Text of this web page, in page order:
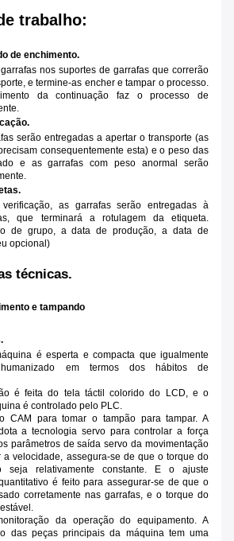
trabalho:
de enchimento.
nos suportes de garrafas que correrão
e termine-as encher e tampar o processo.
da continuação faz o processo de
serão entregadas a apertar o transporte (as
consequentemente esta) e o peso das
e as garrafas com peso anormal serão
as garrafas serão entregadas à
que terminará a rotulagem da etiqueta.
de grupo, a data de produção, a data de
opcional)
técnicas.
e tampando
é esperta e compacta que igualmente
em termos dos hábitos de
é feita do tela táctil colorido do LCD, e o
é controlado pelo PLC.
CAM para tomar o tampão para tampar. A
a tecnologia servo para controlar a força
parâmetros de saída servo da movimentação
a velocidade, assegura-se de que o torque do
seja relativamente constante. E o ajuste
é feito para assegurar-se de que o
corretamente nas garrafas, e o torque do
da operação do equipamento. A
das peças principais da máquina tem uma